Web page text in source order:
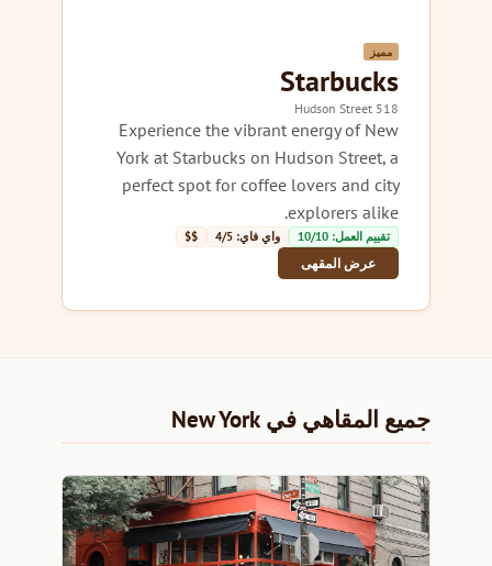
مميز
Starbucks
518 Hudson Street
Experience the vibrant energy of New
York at Starbucks on Hudson Street, a
perfect spot for coffee lovers and city
explorers alike.
تقييم العمل: 10/10 واي فاي: 4/5 $$
عرض المقهى
جميع المقاهي في New York